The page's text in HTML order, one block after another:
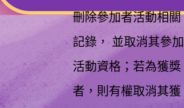
刪除參加者活動相關
記錄， 並取消其參加
活動資格；若為獲獎
者，則有權取消其獲